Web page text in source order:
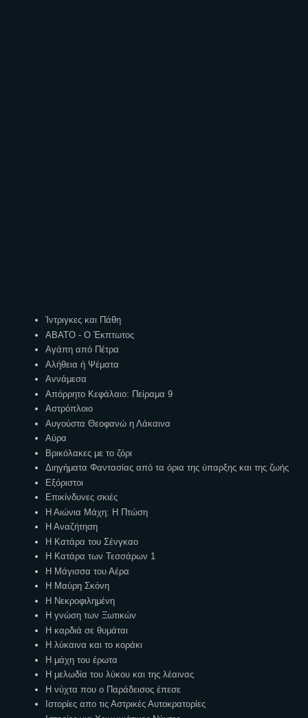
Ίντριγκες και Πάθη
ΑΒΑΤΟ - Ο Έκπτωτος
Αγάπη από Πέτρα
Αλήθεια ή Ψέματα
Αννάμεσα
Απόρρητο Κεφάλαιο: Πείραμα 9
Αστρόπλοιο
Αυγούστα Θεοφανώ η Λάκαινα
Αύρα
Βρικόλακες με το ζόρι
Διηγήματα Φαντασίας από τα όρια της ύπαρξης και της ζωής
Εξόριστοι
Επικίνδυνες σκιές
Η Αιώνια Μάχη: Η Πτώση
Η Αναζήτηση
Η Κατάρα του Σένγκαο
Η Κατάρα των Τεσσάρων 1
Η Μάγισσα του Αέρα
Η Μαύρη Σκόνη
Η Νεκροφιλημένη
Η γνώση των Ξωτικών
Η καρδιά σε θυμάται
Η λύκαινα και το κοράκι
Η μάχη του έρωτα
Η μελωδία του λύκου και της λέαινας
Η νύχτα που ο Παράδεισος έπεσε
Ιστορίες απο τις Αστρικές Αυτοκρατορίες